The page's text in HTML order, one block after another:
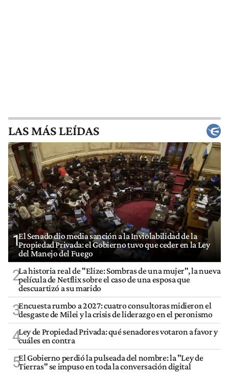
LAS MÁS LEÍDAS
1El Senado dio media sanción a la Inviolabilidad de la
Propiedad Privada: el Gobierno tuvo que ceder en la Ley
del Manejo del Fuego
2La historia real de "Elize: Sombras de una mujer", la nueva
película de Netflix sobre el caso de una esposa que
descuartizó a su marido
3Encuesta rumbo a 2027: cuatro consultoras midieron el
desgaste de Milei y la crisis de liderazgo en el peronismo
4Ley de Propiedad Privada: qué senadores votaron a favor y
cuáles en contra
5El Gobierno perdió la pulseada del nombre: la "Ley de
Tierras" se impuso en toda la conversación digital